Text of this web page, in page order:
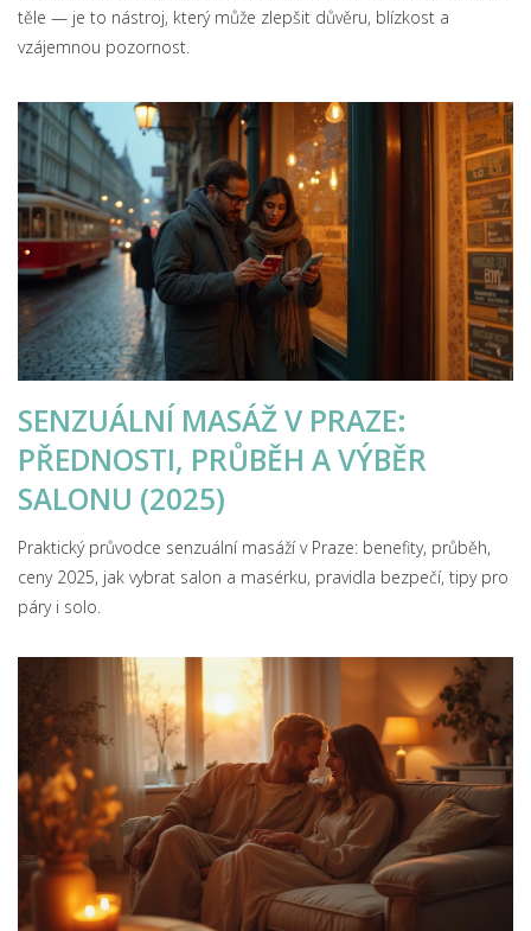
těle — je to nástroj, který může zlepšit důvěru, blízkost a
vzájemnou pozornost.
SENZUÁLNÍ MASÁŽ V PRAZE:
PŘEDNOSTI, PRŮBĚH A VÝBĚR
SALONU (2025)
Praktický průvodce senzuální masáží v Praze: benefity, průběh,
ceny 2025, jak vybrat salon a masérku, pravidla bezpečí, tipy pro
páry i solo.